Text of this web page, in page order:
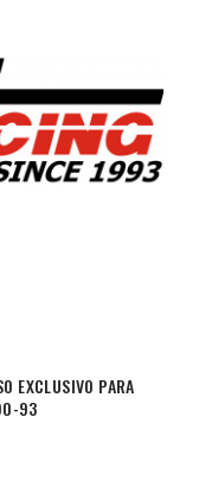
EXCLUSIVO PARA
93